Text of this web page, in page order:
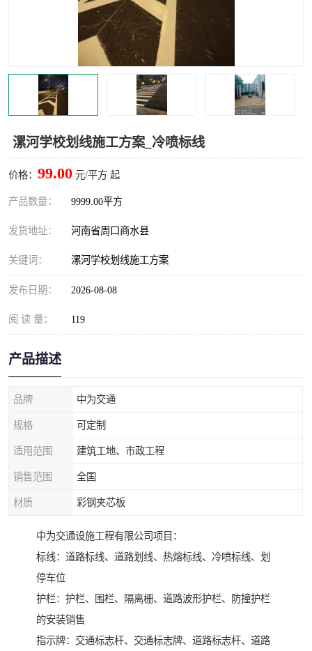
漯河学校划线施工方案_冷喷标线
价格： 99.00 元/平方 起
产品数量： 9999.00平方
发货地址： 河南省周口商水县
关键词： 漯河学校划线施工方案
发布日期： 2026-08-08
阅 读 量： 119
产品描述
品牌 中为交通
规格 可定制
适用范围 建筑工地、市政工程
销售范围 全国
材质 彩钢夹芯板
中为交通设施工程有限公司项目：
标线：道路标线、道路划线、热熔标线、冷喷标线、划
停车位
护栏：护栏、围栏、隔离栅、道路波形护栏、防撞护栏
的安装销售
指示牌：交通标志杆、交通标志牌、道路标志杆、道路